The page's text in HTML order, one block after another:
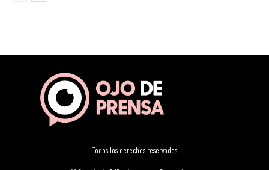
Todos los derechos reservados